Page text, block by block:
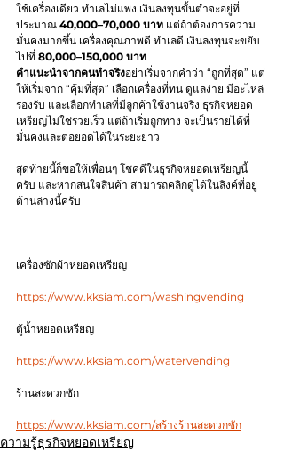
ใช้เครื่องเดียว ทำเลไม่แพง เงินลงทุนขั้นต่ำจะอยู่ที่
ประมาณ 40,000–70,000 บาท แต่ถ้าต้องการความ
มั่นคงมากขึ้น เครื่องคุณภาพดี ทำเลดี เงินลงทุนจะขยับ
ไปที่ 80,000–150,000 บาท
คำแนะนำจากคนทำจริงอย่าเริ่มจากคำว่า “ถูกที่สุด” แต่
ให้เริ่มจาก “คุ้มที่สุด” เลือกเครื่องที่ทน ดูแลง่าย มีอะไหล่
รองรับ และเลือกทำเลที่มีลูกค้าใช้งานจริง ธุรกิจหยอด
เหรียญไม่ใช่รวยเร็ว แต่ถ้าเริ่มถูกทาง จะเป็นรายได้ที่
มั่นคงและต่อยอดได้ในระยะยาว
สุดท้ายนี้ก็ขอให้เพื่อนๆ โชคดีในธุรกิจหยอดเหรียญนี้
ครับ และหากสนใจสินค้า สามารถคลิกดูได้ในลิงค์ที่อยู่
ด้านล่างนี้ครับ
เครื่องซักผ้าหยอดเหรียญ
https://www.kksiam.com/washingvending
ตู้น้ำหยอดเหรียญ
https://www.kksiam.com/watervending
ร้านสะดวกซัก
https://www.kksiam.com/สร้างร้านสะดวกซัก
ความรู้ธุรกิจหยอดเหรียญ